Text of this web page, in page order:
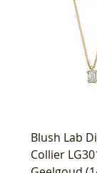
Blush Lab
Collier